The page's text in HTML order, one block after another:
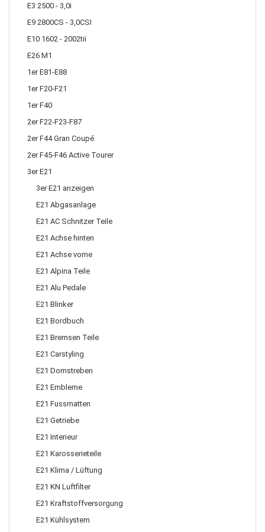
E3 2500 - 3,0i
E9 2800CS - 3,0CSI
E10 1602 - 2002tii
E26 M1
1er E81-E88
1er F20-F21
1er F40
2er F22-F23-F87
2er F44 Gran Coupé
2er F45-F46 Active Tourer
3er E21
3er E21 anzeigen
E21 Abgasanlage
E21 AC Schnitzer Teile
E21 Achse hinten
E21 Achse vorne
E21 Alpina Teile
E21 Alu Pedale
E21 Blinker
E21 Bordbuch
E21 Bremsen Teile
E21 Carstyling
E21 Domstreben
E21 Embleme
E21 Fussmatten
E21 Getriebe
E21 Interieur
E21 Karosserieteile
E21 Klima / Lüftung
E21 KN Luftfilter
E21 Kraftstoffversorgung
E21 Kühlsystem